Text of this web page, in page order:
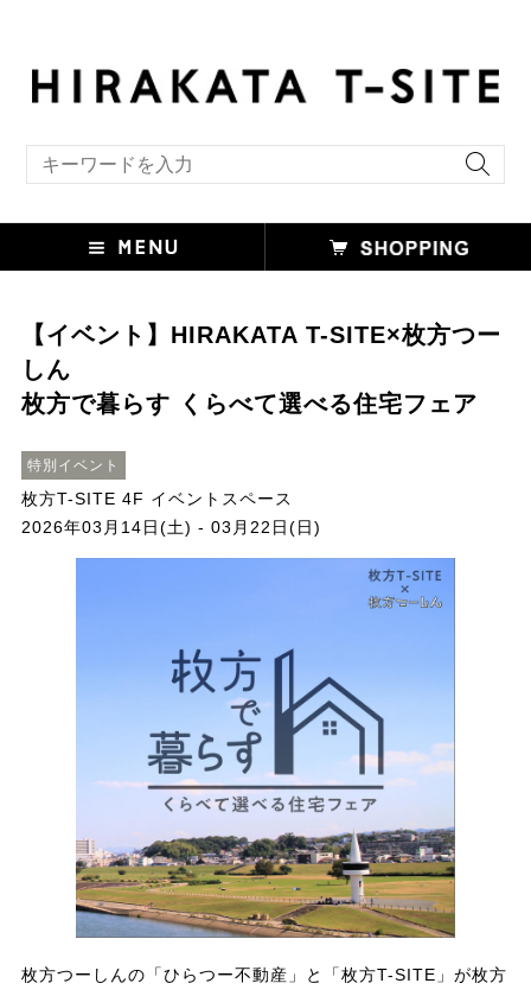
【イベント】HIRAKATA T-SITE×枚方つー
しん
枚方で暮らす くらべて選べる住宅フェア
特別イベント
枚方T-SITE 4F イベントスペース
2026年03月14日(土) - 03月22日(日)
枚方つーしんの「ひらつー不動産」と「枚方T-SITE」が枚方